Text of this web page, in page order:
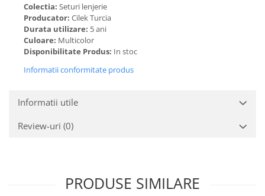
Colectia: Seturi lenjerie
Producator: Cilek Turcia
Durata utilizare: 5 ani
Culoare: Multicolor
Disponibilitate Produs: In stoc
Informatii conformitate produs
Informatii utile
Review-uri (0)
PRODUSE SIMILARE